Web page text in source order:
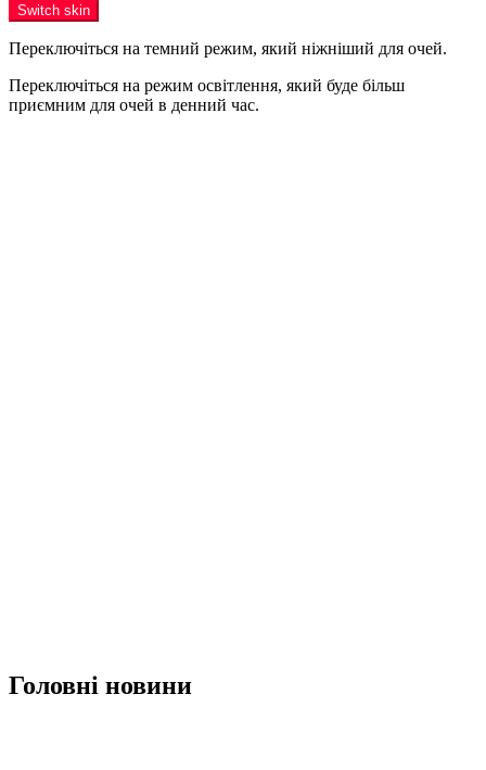
Switch skin
Переключіться на темний режим, який ніжніший для очей.
Переключіться на режим освітлення, який буде більш
приємним для очей в денний час.
Головні новини